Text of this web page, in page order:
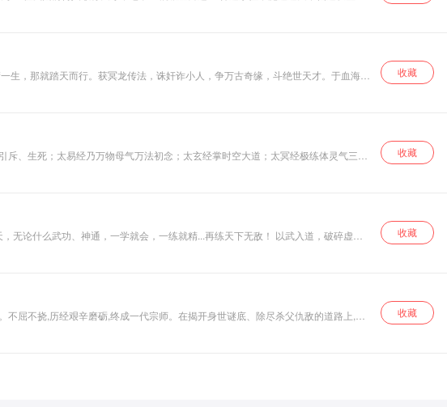
，那就踏天而行。获冥龙传法，诛奸诈小人，争万古奇缘，斗绝世天才。于血海中
收藏
、生死；太易经乃万物母气万法初念；太玄经掌时空大道；太冥经极练体灵气三
天苍里，天北望，破壁障。修界至法，上易真经，撕空摘星，唯有玄冥。故事从花
收藏
收藏
大白。
收藏